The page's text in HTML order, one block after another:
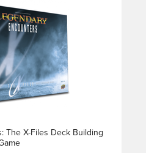
The X-Files Deck Building